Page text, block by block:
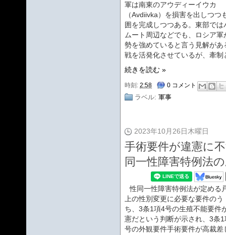
軍は南東のアウディーイウカ
（Avdiivka）を損害を出しつつ
囲を完成しつつある。東部では
ムート周辺などでも、ロシア軍
勢を強めていると言う見解が
戦を活発化させているが、牽
続きを読む »
時刻: 2:58 0 コメント
ラベル: 軍事
2023年10月26日木曜日
手術要件が違憲に
同一性障害特例法
性同一性障害特例法が定める
上の性別変更に必要な要件のう
ち、3条1項4号の生殖不能要件
憲だという判断が示され、3条1
号の外観要件手術要件が高裁差